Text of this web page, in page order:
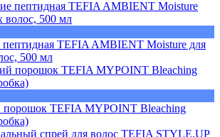
TEFIA AMBIENT Moisture для
500 мл
TEFIA MYPOINT Bleaching